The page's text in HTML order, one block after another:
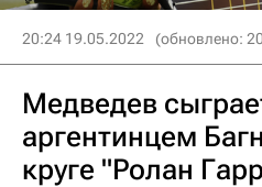
20:24 19.05.2022 (обновлено:
Медведев
аргентинцем
круге "Ролан